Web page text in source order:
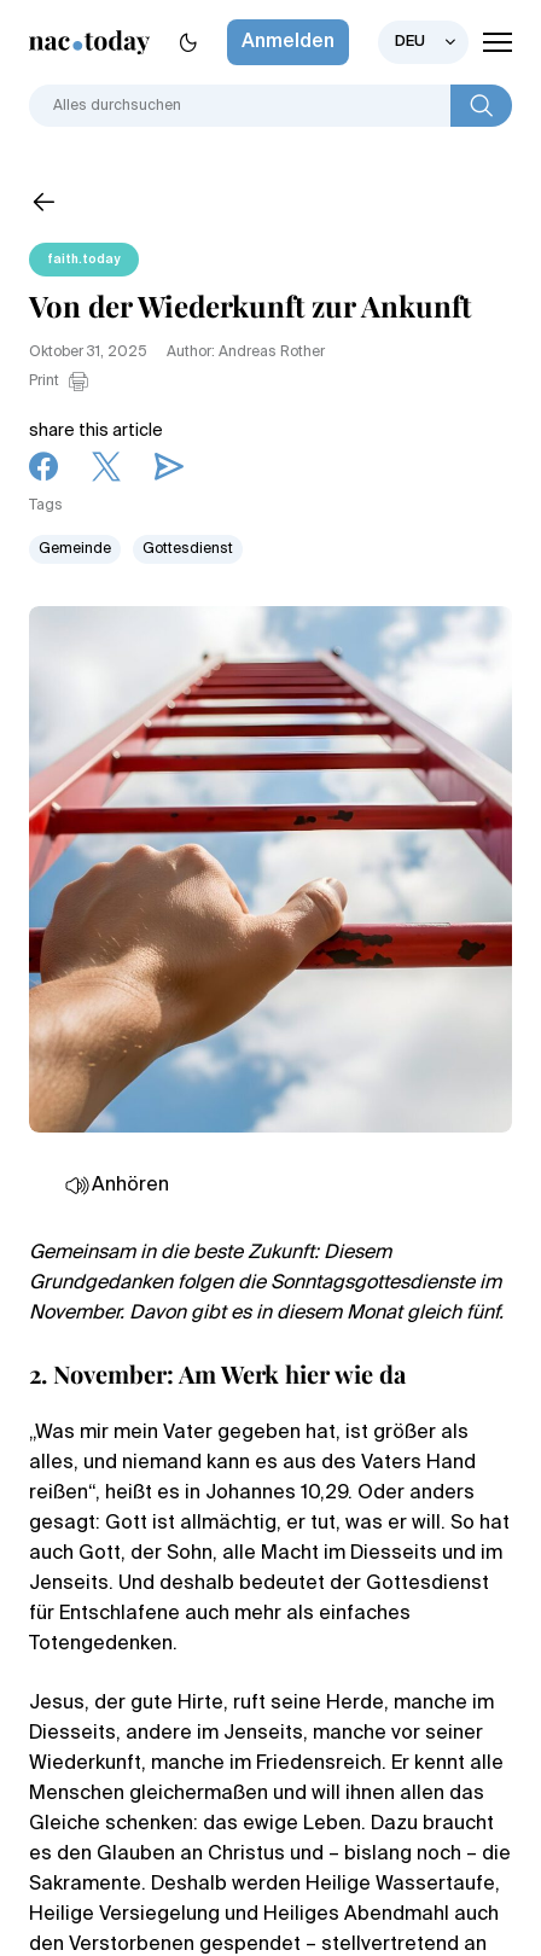
Anmelden DEU
faith.today
Von der Wiederkunft zur Ankunft
Oktober 31, 2025
Author: Andreas Rother
Print
share this article
Tags
Gemeinde Gottesdienst
Anhören
Gemeinsam in die beste Zukunft: Diesem
Grundgedanken folgen die Sonntagsgottesdienste im
November. Davon gibt es in diesem Monat gleich fünf.
2. November: Am Werk hier wie da
„Was mir mein Vater gegeben hat, ist größer als
alles, und niemand kann es aus des Vaters Hand
reißen“, heißt es in Johannes 10,29. Oder anders
gesagt: Gott ist allmächtig, er tut, was er will. So hat
auch Gott, der Sohn, alle Macht im Diesseits und im
Jenseits. Und deshalb bedeutet der Gottesdienst
für Entschlafene auch mehr als einfaches
Totengedenken.
Jesus, der gute Hirte, ruft seine Herde, manche im
Diesseits, andere im Jenseits, manche vor seiner
Wiederkunft, manche im Friedensreich. Er kennt alle
Menschen gleichermaßen und will ihnen allen das
Gleiche schenken: das ewige Leben. Dazu braucht
es den Glauben an Christus und – bislang noch – die
Sakramente. Deshalb werden Heilige Wassertaufe,
Heilige Versiegelung und Heiliges Abendmahl auch
den Verstorbenen gespendet – stellvertretend an